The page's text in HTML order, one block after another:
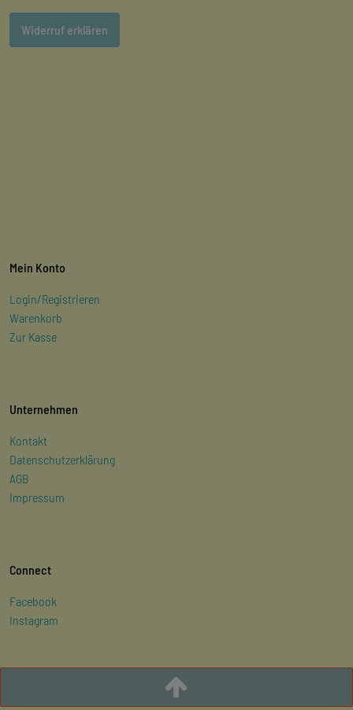
Widerruf erklären
Mein Konto
Login/Registrieren
Warenkorb
Zur Kasse
Unternehmen
Kontakt
Datenschutzerklärung
AGB
Impressum
Connect
Facebook
Instagram